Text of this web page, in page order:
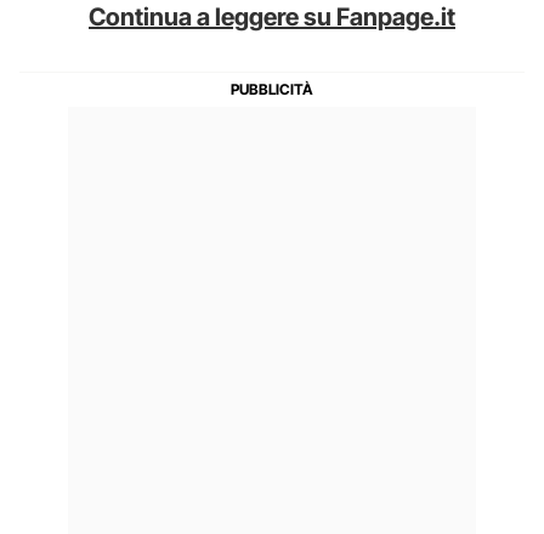
Continua a leggere su Fanpage.it